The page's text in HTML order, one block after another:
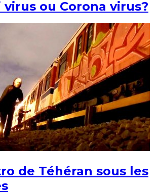
ou Corona virus?
de Téhéran sous les